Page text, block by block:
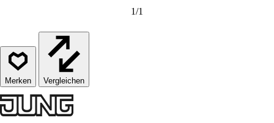
1/1
Vergleichen